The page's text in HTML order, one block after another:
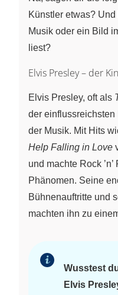
Künstler etwas?
Musik oder ein Bild
liest?
Elvis Presley – der
Elvis Presley, oft als
der
der Musik. Mit Hits
Help Falling in Love
und machte Rock
Phänomen. Seine
Bühnenauftritte und
machten ihn zu
Wusstest
Elvis